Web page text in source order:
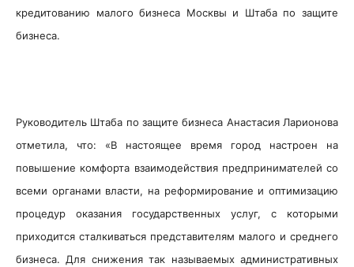
кредитованию малого бизнеса Москвы и Штаба по защите
бизнеса.
Руководитель Штаба по защите бизнеса Анастасия Ларионова
отметила, что: «В настоящее время город настроен на
повышение комфорта взаимодействия предпринимателей со
всеми органами власти, на реформирование и оптимизацию
процедур оказания государственных услуг, с которыми
приходится сталкиваться представителям малого и среднего
бизнеса. Для снижения так называемых административных